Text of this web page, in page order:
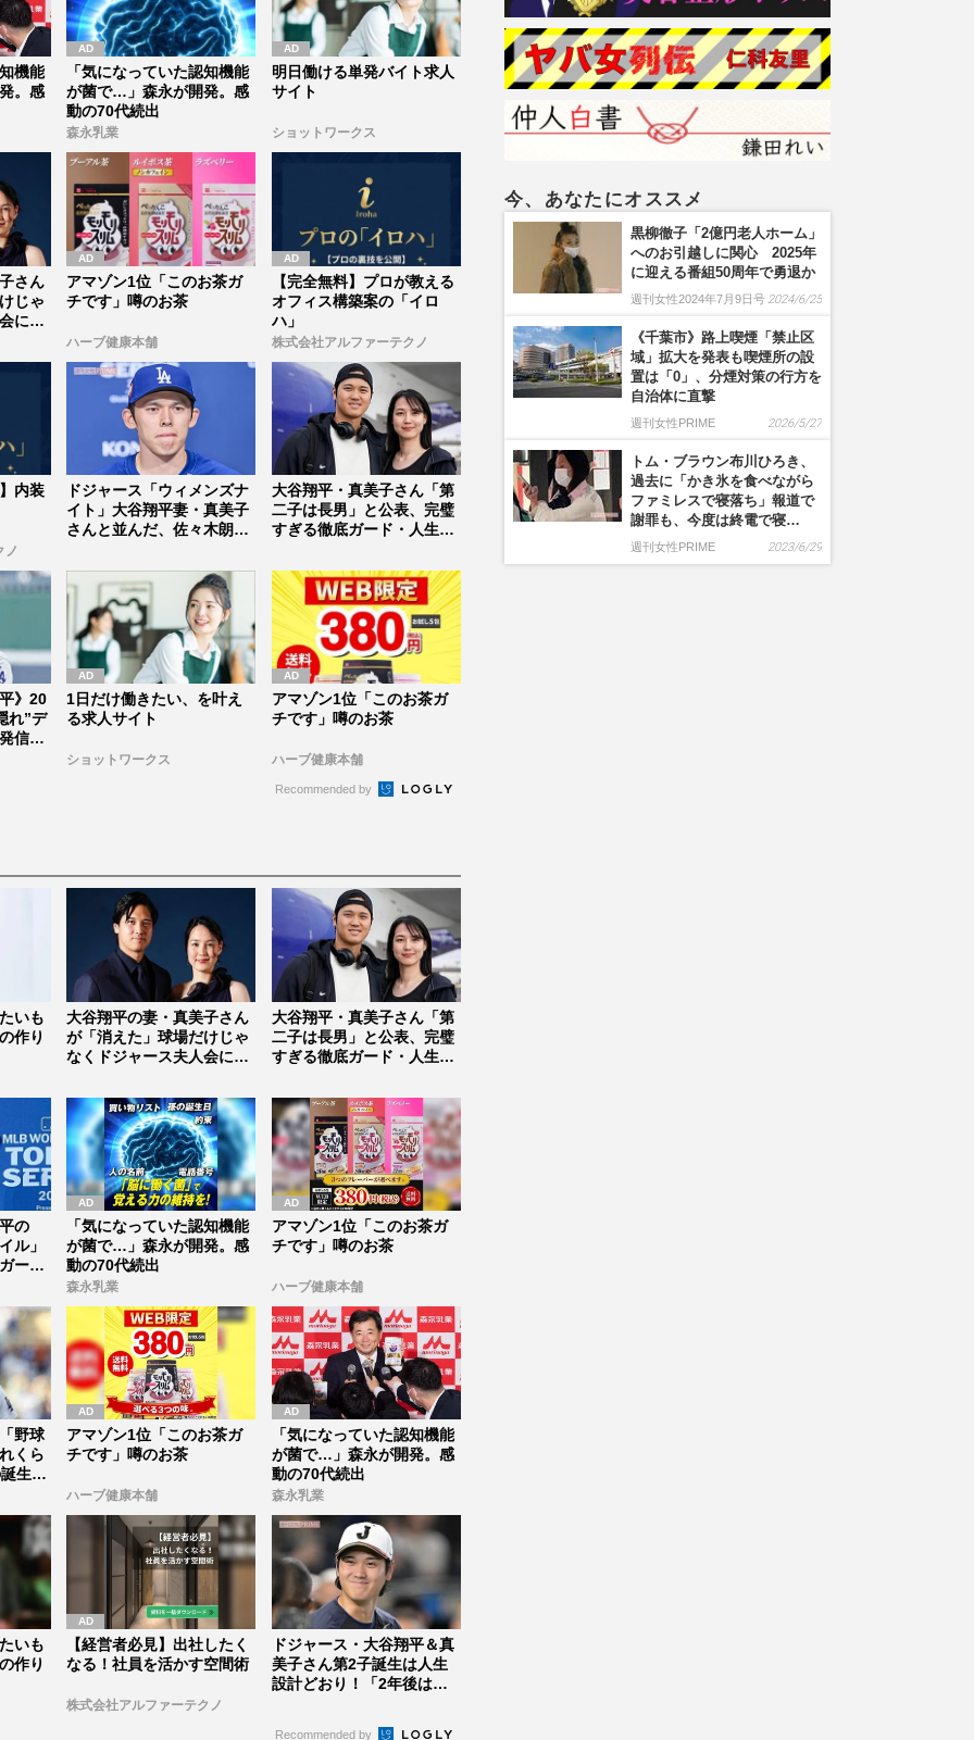
機能
。感
「気になっていた認知機能
が菌で…」森永が開発。感
動の70代続出
森永乳業
明日働ける単発バイト求人
サイト
ショットワークス
さん
じゃ
にも
アマゾン1位「このお茶ガ
チです」噂のお茶
ハーブ健康本舗
【完全無料】プロが教える
オフィス構築案の「イロ
ハ」
株式会社アルファーテクノ
内装
ノ
ドジャース「ウィメンズナ
イト」大谷翔平妻・真美子
さんと並んだ、佐々木朗希
大谷翔平・真美子さん「第
二子は長男」と公表、完璧
すぎる徹底ガード・人生設
》20
れ”デ
信
1日だけ働きたい、を叶え
る求人サイト
ショットワークス
アマゾン1位「このお茶ガ
チです」噂のお茶
ハーブ健康本舗
Recommended by
いも
作り
大谷翔平の妻・真美子さん
が「消えた」球場だけじゃ
なくドジャース夫人会にも
大谷翔平・真美子さん「第
二子は長男」と公表、完璧
すぎる徹底ガード・人生設
の
ル」
ー・
「気になっていた認知機能
が菌で…」森永が開発。感
動の70代続出
森永乳業
アマゾン1位「このお茶ガ
チです」噂のお茶
ハーブ健康本舗
野球
くら
生日
アマゾン1位「このお茶ガ
チです」噂のお茶
ハーブ健康本舗
「気になっていた認知機能
が菌で…」森永が開発。感
動の70代続出
森永乳業
いも
作り
【経営者必見】出社したく
なる！社員を活かす空間術
株式会社アルファーテクノ
ドジャース・大谷翔平＆真
美子さん第2子誕生は人生
設計どおり！「2年後は次
Recommended by
今、あなたにオススメ
黒柳徹子「2億円老人ホーム」
へのお引越しに関心 2025年
に迎える番組50周年で勇退か
週刊女性2024年7月9日号 2024/6/25
《千葉市》路上喫煙「禁止区
域」拡大を発表も喫煙所の設
置は「0」、分煙対策の行方を
自治体に直撃
週刊女性PRIME 2026/5/27
トム・ブラウン布川ひろき、
過去に「かき氷を食べながら
ファミレスで寝落ち」報道で
謝罪も、今度は終電で寝…
週刊女性PRIME 2023/6/29